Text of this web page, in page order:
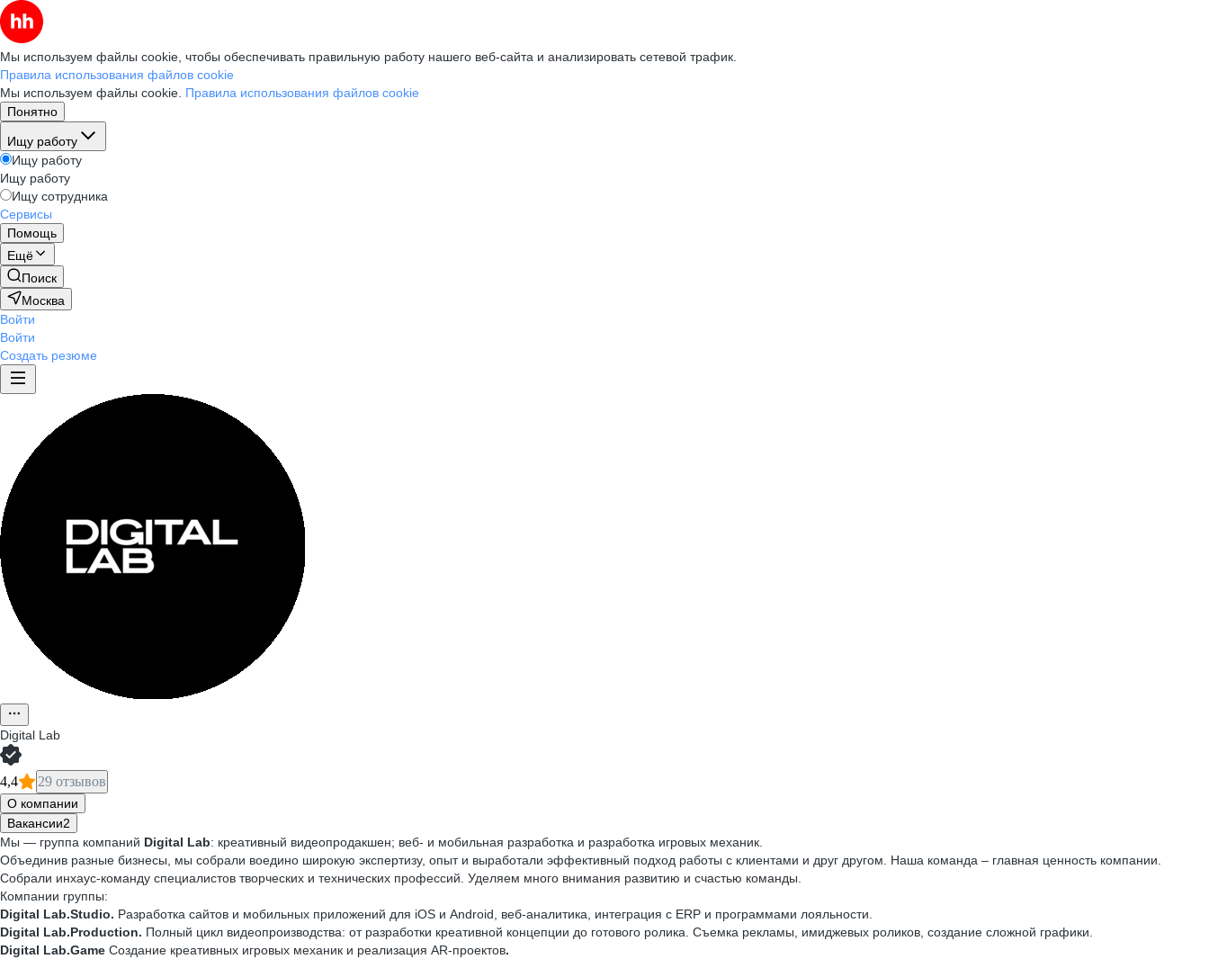
Мы используем файлы cookie, чтобы обеспечивать правильную работу нашего веб-сайта и анализировать сетевой трафик.
Правила использования файлов cookie
Мы используем файлы cookie. Правила использования файлов cookie
Понятно
Ищу работу
Ищу работу
Ищу работу
Ищу сотрудника
Сервисы
Помощь
Ещё
Поиск
Москва
Войти
Войти
Создать резюме
Digital Lab
4,4 29 отзывов
О компании
Вакансии2
Мы — группа компаний Digital Lab: креативный видеопродакшен; веб- и мобильная разработка и разработка игровых механик.
Объединив разные бизнесы, мы собрали воедино широкую экспертизу, опыт и выработали эффективный подход работы с клиентами и друг другом. Наша команда – главная ценность компании.
Собрали инхаус-команду специалистов творческих и технических профессий. Уделяем много внимания развитию и счастью команды.
Компании группы:
Digital Lab.Studio. Разработка сайтов и мобильных приложений для iOS и Android, веб-аналитика, интеграция с ERP и программами лояльности.
Digital Lab.Production. Полный цикл видеопроизводства: от разработки креативной концепции до готового ролика. Съемка рекламы, имиджевых роликов, создание сложной графики.
Digital Lab.Game Создание креативных игровых механик и реализация AR-проектов.